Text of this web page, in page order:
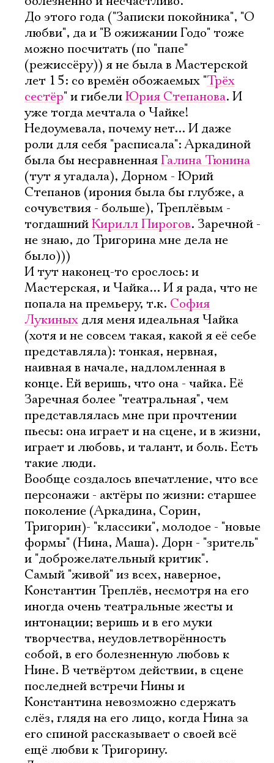
До этого года ("Записки покойника", "О
любви", да и "В ожижании Годо" тоже
можно посчитать (по "папе"
(режиссëру)) я не была в Мастерской
лет 15: со времëн обожаемых "Трëх
сестëр" и гибелиЮрия Степанова. И
уже тогда мечтала о Чайке!
Недоумевала, почему нет... И даже
роли для себя "расписала": Аркадиной
была бы несравненнаяГалина Тюнина
(тут я угадала), Дорном - Юрий
Степанов (ирония была бы глубже, а
сочувствия - больше), Треплëвым -
тогдашнийКирилл Пирогов. Заречной -
не знаю, до Тригорина мне дела не
было)))
И тут наконец-то срослось: и
Мастерская, и Чайка... И я рада, что не
попала на премьеру, т.к. София
Лукиных для меня идеальная Чайка
(хотя и не совсем такая, какой я еë себе
представляла): тонкая, нервная,
наивная в начале, надломленная в
конце. Ей веришь, что она - чайка. Еë
Заречная более "театральная", чем
представлялась мне при прочтении
пьесы: она играет и на сцене, и в жизни,
играет и любовь, и талант, и боль. Есть
такие люди.
Вообще создалось впечатление, что все
персонажи - актëры по жизни: старшее
поколение (Аркадина, Сорин,
Тригорин)- "классики", молодое - "новые
формы" (Нина, Маша). Дорн - "зритель"
и "доброжелательный критик".
Самый "живой" из всех, наверное,
Константин Треплëв, несмотря на его
иногда очень театральные жесты и
интонации; веришь и в его муки
творчества, неудовлетворëнность
собой, в его болезненную любовь к
Нине. В четвëртом действии, в сцене
последней встречи Нины и
Константина невозможно сдержать
слëз, глядя на его лицо, когда Нина за
его спиной рассказывает о своей всë
ещë любви к Тригорину.